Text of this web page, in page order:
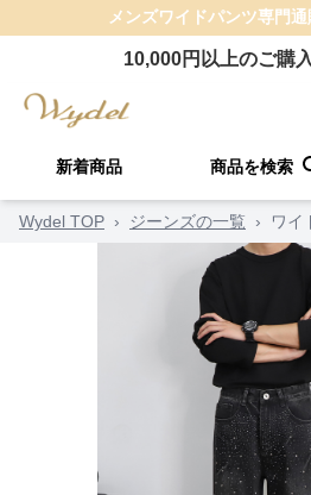
メンズワイドパンツ専門通
10,000円以上のご購
新着商品 商品を検索
Wydel TOP › ジーンズの一覧 › ワイ